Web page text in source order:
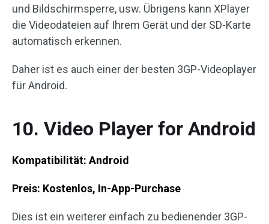
und Bildschirmsperre, usw. Übrigens kann XPlayer
die Videodateien auf Ihrem Gerät und der SD-Karte
automatisch erkennen.
Daher ist es auch einer der besten 3GP-Videoplayer
für Android.
10. Video Player for Android
Kompatibilität: Android
Preis: Kostenlos, In-App-Purchase
Dies ist ein weiterer einfach zu bedienender 3GP-